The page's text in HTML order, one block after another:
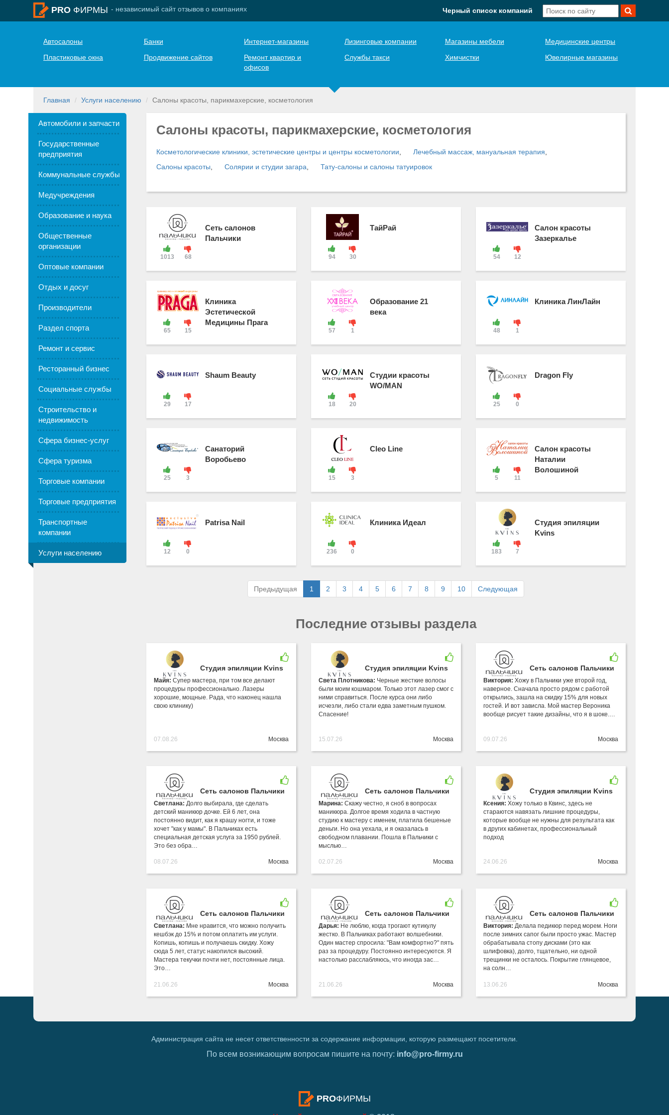
PRO ФИРМЫ - независимый сайт отзывов о компаниях Черный список компаний
Автосалоны Банки Интернет-магазины Лизинговые компании Магазины мебели
Медицинские центры
Пластиковые окна
Продвижение сайтов
Ремонт квартир и
офисов
Службы такси Химчистки Ювелирные магазины
Главная Услуги населению Салоны красоты, парикмахерские, косметология
Автомобили и запчасти
Государственные
предприятия
Коммунальные службы
Медучреждения
Образование и наука
Общественные
организации
Оптовые компании
Отдых и досуг
Производители
Раздел спорта
Ремонт и сервис
Ресторанный бизнес
Социальные службы
Строительство и
недвижимость
Сфера бизнес-услуг
Сфера туризма
Торговые компании
Торговые предприятия
Транспортные
компании
Услуги населению
Салоны красоты, парикмахерские, косметология
Косметологические клиники, эстетические центры и центры косметологии Лечебный массаж, мануальная терапия
Салоны красоты
Солярии и студии загара Тату-салоны и салоны татуировок
1013 68
Сеть салонов
Пальчики
94 30
ТайРай
54 12
Салон красоты
Зазеркалье
65 15
Клиника
Эстетической
Медицины Прага
57 1
Образование 21
века
48 1
Клиника ЛинЛайн
29 17
Shaum Beauty
18 20
Студии красоты
WO/MAN
25 0
Dragon Fly
25 3
Санаторий
Воробьево
15 3
Cleo Line
5 11
Салон красоты
Наталии
Волошиной
12 0
Patrisa Nail
236 0
Клиника Идеал
183 7
Студия эпиляции
Kvins
Предыдущая 1 2 3 4 5 6 7 8 9 10 Следующая
Последние отзывы раздела
Студия эпиляции Kvins
Майя: Супер мастера, при том все делают
процедуры профессионально. Лазеры
хорошие, мощные. Рада, что наконец нашла
свою клинику)
07.08.26 Москва
Студия эпиляции Kvins
Света Плотникова: Черные жесткие волосы
были моим кошмаром. Только этот лазер смог с
ними справиться. После курса они либо
исчезли, либо стали едва заметным пушком.
Спасение!
15.07.26 Москва
Сеть салонов Пальчики
Виктория: Хожу в Пальчики уже второй год,
наверное. Сначала просто рядом с работой
открылись, зашла на скидку 15% для новых
гостей. И вот зависла. Мой мастер Вероника
вообще рисует такие дизайны, что я в шоке.…
09.07.26 Москва
Сеть салонов Пальчики
Светлана: Долго выбирала, где сделать
детский маникюр дочке. Ей 6 лет, она
постоянно видит, как я крашу ногти, и тоже
хочет "как у мамы". В Пальчиках есть
специальная детская услуга за 1950 рублей.
Это без обра…
08.07.26 Москва
Сеть салонов Пальчики
Марина: Скажу честно, я сноб в вопросах
маникюра. Долгое время ходила в частную
студию к мастеру с именем, платила бешеные
деньги. Но она уехала, и я оказалась в
свободном плавании. Пошла в Пальчики с
мыслью…
02.07.26 Москва
Студия эпиляции Kvins
Ксения: Хожу только в Квинс, здесь не
стараются навязать лишние процедуры,
которые вообще не нужны для результата как
в других кабинетах, профессиональный
подход
24.06.26 Москва
Сеть салонов Пальчики
Светлана: Мне нравится, что можно получить
кешбэк до 15% и потом оплатить им услуги.
Копишь, копишь и получаешь скидку. Хожу
сюда 5 лет, статус накопился высокий.
Мастера текучки почти нет, постоянные лица.
Это…
21.06.26 Москва
Сеть салонов Пальчики
Дарья: Не люблю, когда трогают кутикулу
жестко. В Пальчиках работают волшебники.
Один мастер спросила: "Вам комфортно?" пять
раз за процедуру. Постоянно интересуются. Я
настолько расслабляюсь, что иногда зас…
21.06.26 Москва
Сеть салонов Пальчики
Виктория: Делала педикюр перед морем. Ноги
после зимних сапог были просто ужас. Мастер
обрабатывала стопу дисками (это как
шлифовка), долго, тщательно, ни одной
трещинки не осталось. Покрытие глянцевое,
на солн…
13.06.26 Москва
Администрация сайта не несет ответственности за содержание информации, которую размещают посетители.
По всем возникающим вопросам пишите на почту: info@pro-firmy.ru
PROФИРМЫ